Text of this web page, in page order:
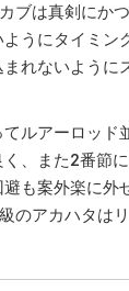
ブは真剣にか
うにタイミン
れないように
ルアーロッド
、また2番節
も案外楽に外
のアカハタは